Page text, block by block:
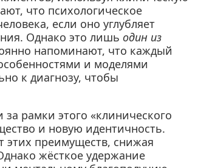
что психологическое
если оно углубляет
Однако это лишь один из
напоминают, что каждый
и моделями
к диагнозу, чтобы
рамки этого «клинического
и новую идентичность.
этих преимуществ, снижая
жёсткое удержание